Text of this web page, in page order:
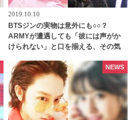
2019.10.10
BTSジンの実物は意外にも○○？
ARMYが遭遇しても「彼には声がか
けられない」と口を揃える、その気
NEWS